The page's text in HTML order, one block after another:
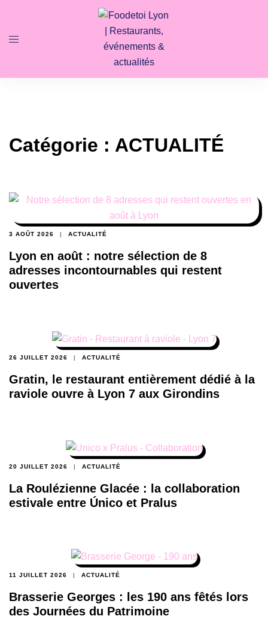
Catégorie : ACTUALITÉ
3 AOÛT 2026 ACTUALITÉ
Lyon en août : notre sélection de 8
adresses incontournables qui restent
ouvertes
26 JUILLET 2026 ACTUALITÉ
Gratin, le restaurant entièrement dédié à la
raviole ouvre à Lyon 7 aux Girondins
20 JUILLET 2026 ACTUALITÉ
La Roulézienne Glacée : la collaboration
estivale entre Único et Pralus
11 JUILLET 2026 ACTUALITÉ
Brasserie Georges : les 190 ans fêtés lors
des Journées du Patrimoine